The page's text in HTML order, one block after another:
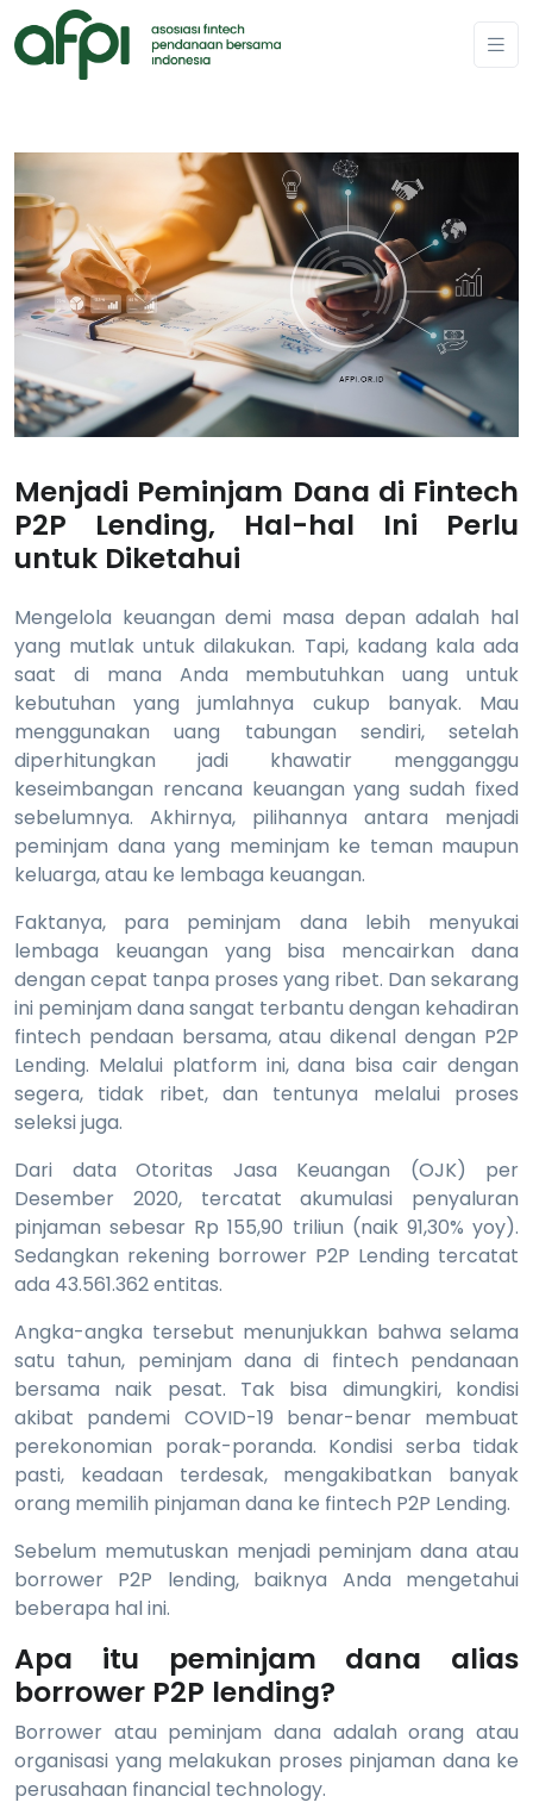
Menjadi Peminjam Dana di Fintech
P2P Lending, Hal-hal Ini Perlu
untuk Diketahui
Mengelola keuangan demi masa depan adalah hal
yang mutlak untuk dilakukan. Tapi, kadang kala ada
saat di mana Anda membutuhkan uang untuk
kebutuhan yang jumlahnya cukup banyak. Mau
menggunakan uang tabungan sendiri, setelah
diperhitungkan jadi khawatir mengganggu
keseimbangan rencana keuangan yang sudah fixed
sebelumnya. Akhirnya, pilihannya antara menjadi
peminjam dana yang meminjam ke teman maupun
keluarga, atau ke lembaga keuangan.
Faktanya, para peminjam dana lebih menyukai
lembaga keuangan yang bisa mencairkan dana
dengan cepat tanpa proses yang ribet. Dan sekarang
ini peminjam dana sangat terbantu dengan kehadiran
fintech pendaan bersama, atau dikenal dengan P2P
Lending. Melalui platform ini, dana bisa cair dengan
segera, tidak ribet, dan tentunya melalui proses
seleksi juga.
Dari data Otoritas Jasa Keuangan (OJK) per
Desember 2020, tercatat akumulasi penyaluran
pinjaman sebesar Rp 155,90 triliun (naik 91,30% yoy).
Sedangkan rekening borrower P2P Lending tercatat
ada 43.561.362 entitas.
Angka-angka tersebut menunjukkan bahwa selama
satu tahun, peminjam dana di fintech pendanaan
bersama naik pesat. Tak bisa dimungkiri, kondisi
akibat pandemi COVID-19 benar-benar membuat
perekonomian porak-poranda. Kondisi serba tidak
pasti, keadaan terdesak, mengakibatkan banyak
orang memilih pinjaman dana ke fintech P2P Lending.
Sebelum memutuskan menjadi peminjam dana atau
borrower P2P lending, baiknya Anda mengetahui
beberapa hal ini.
Apa itu peminjam dana alias
borrower P2P lending?
Borrower atau peminjam dana adalah orang atau
organisasi yang melakukan proses pinjaman dana ke
perusahaan financial technology.